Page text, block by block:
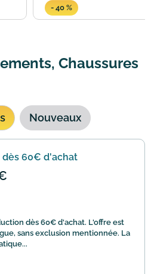
- 40 %
Chaussures
Nouveaux
dès 60€ d'achat
dès 60€ d'achat. L'offre est
sans exclusion mentionnée. La